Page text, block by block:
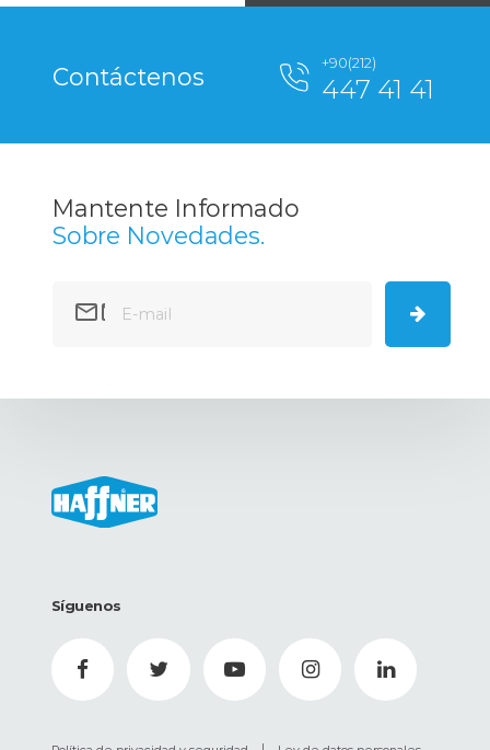
Contáctenos +90(212)
447 41 41
Mantente Informado
Sobre Novedades.
Síguenos